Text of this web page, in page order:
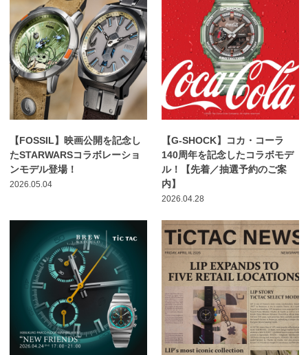
【FOSSIL】映画公開を記念し
たSTARWARSコラボレーショ
ンモデル登場！
2026.05.04
【G-SHOCK】コカ・コーラ
140周年を記念したコラボモデ
ル！【先着／抽選予約のご案
内】
2026.04.28